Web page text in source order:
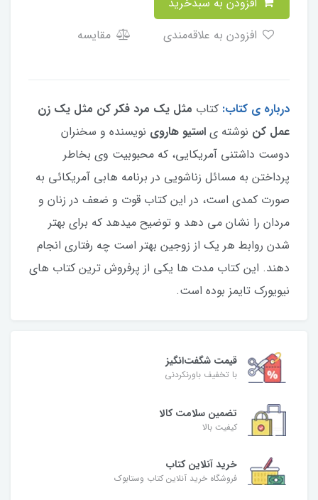
مقایسه
درباره ی کتاب: کتاب مثل یک مرد فکر کن مثل یک زن
عمل کن نوشته ی استیو هاروی نویسنده و سخنران
دوست داشتنی آمریکایی، که محبوبیت وی بخاطر
پرداختن به مسائل زناشویی در برنامه هابی آمریکائی به
صورت کمدی است، در این کتاب قوت و ضعف در زنان و
مردان را نشان می دهد و توضیح میدهد که برای بهتر
شدن روابط هر یک از زوجین بهتر است چه رفتاری انجام
دهند. این کتاب مدت ها یکی از پرفروش ترین کتاب های
نیویورک تایمز بوده است.
قیمت شگفت‌انگیز
با تخفیف باورنکردنی
تضمین سلامت کالا
کیفیت بالا
خرید آنلاین کتاب
فروشگاه خرید آنلاین کتاب وستابوک